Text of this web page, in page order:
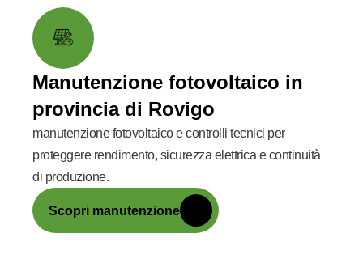
Manutenzione fotovoltaico in
provincia di Rovigo
manutenzione fotovoltaico e controlli tecnici per
proteggere rendimento, sicurezza elettrica e continuità
di produzione.
Scopri manutenzione